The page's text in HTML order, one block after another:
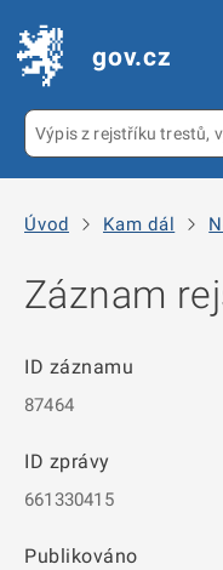
gov.cz
Úvod Kam dál
Záznam
ID záznamu
87464
ID zprávy
661330415
Publikováno